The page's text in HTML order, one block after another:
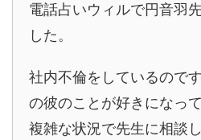
電話占いウィルで円音羽
した。
社内不倫をしているので
の彼のことが好きになっ
複雑な状況で先生に相談し